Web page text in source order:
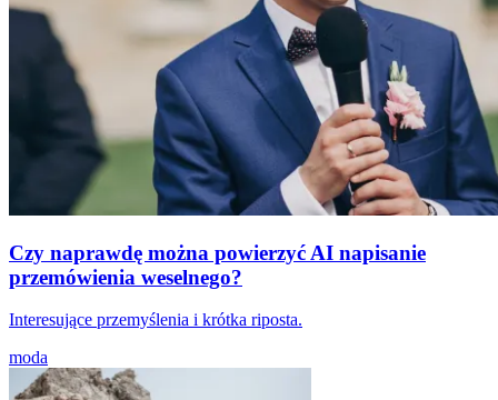
Czy naprawdę można powierzyć AI napisanie
przemówienia weselnego?
Interesujące przemyślenia i krótka riposta.
moda